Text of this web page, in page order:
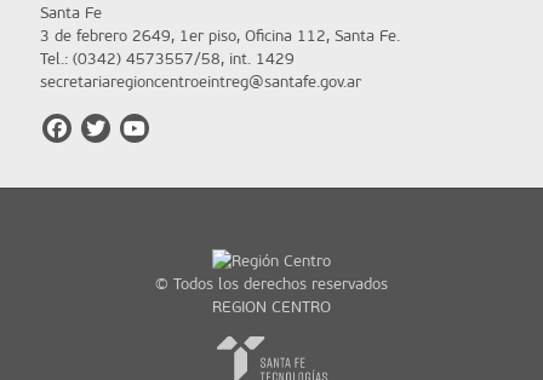
Santa Fe
3 de febrero 2649, 1er piso, Oficina 112, Santa Fe.
Tel.: (0342) 4573557/58, int. 1429
secretariaregioncentroeintreg@santafe.gov.ar
© Todos los derechos reservados
REGION CENTRO